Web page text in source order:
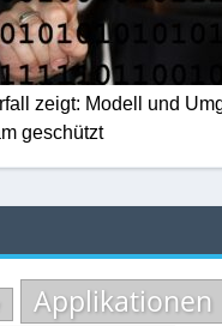
zeigt: Modell und
geschützt
Applikationen